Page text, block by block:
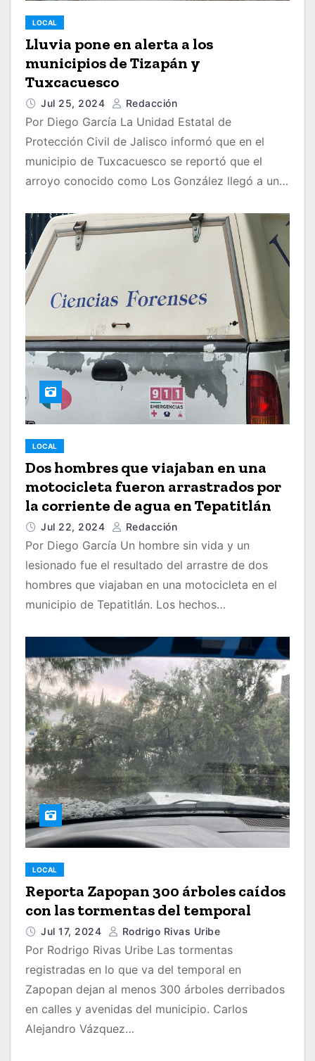
LOCAL
Lluvia pone en alerta a los
municipios de Tizapán y
Tuxcacuesco
Jul 25, 2024 Redacción
Por Diego García La Unidad Estatal de
Protección Civil de Jalisco informó que en el
municipio de Tuxcacuesco se reportó que el
arroyo conocido como Los González llegó a un…
LOCAL
Dos hombres que viajaban en una
motocicleta fueron arrastrados por
la corriente de agua en Tepatitlán
Jul 22, 2024 Redacción
Por Diego García Un hombre sin vida y un
lesionado fue el resultado del arrastre de dos
hombres que viajaban en una motocicleta en el
municipio de Tepatitlán. Los hechos…
LOCAL
Reporta Zapopan 300 árboles caídos
con las tormentas del temporal
Jul 17, 2024 Rodrigo Rivas Uribe
Por Rodrigo Rivas Uribe Las tormentas
registradas en lo que va del temporal en
Zapopan dejan al menos 300 árboles derribados
en calles y avenidas del municipio. Carlos
Alejandro Vázquez…